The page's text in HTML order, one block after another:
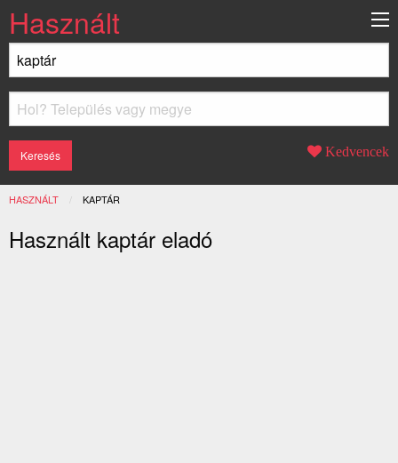
Használt
Kedvencek
HASZNÁLT JELENLEGI:
KAPTÁR
Használt kaptár eladó